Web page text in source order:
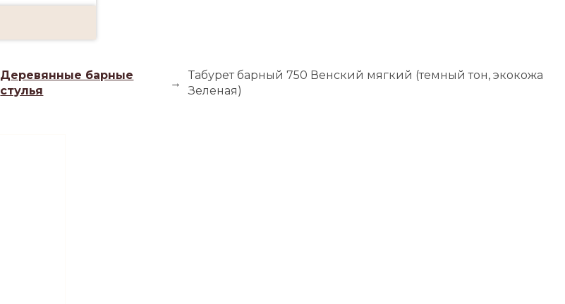
Деревянные барные
стулья
→
Табурет барный 750 Венский мягкий (темный тон, экокожа
Зеленая)